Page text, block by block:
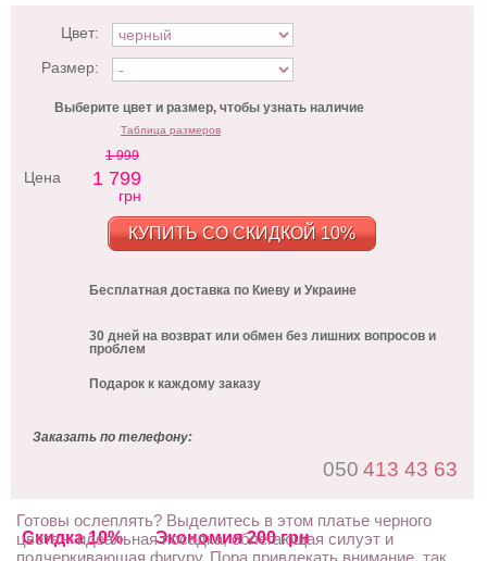
Скидка 10% Экономия 200 грн
Цвет:
Размер:
Выберите цвет и размер, чтобы узнать наличие
Таблица размеров
Цена
1 999
1 799
грн
КУПИТЬ СО СКИДКОЙ 10%
Бесплатная доставка по Киеву и Украине
30 дней на возврат или обмен без лишних вопросов и
проблем
Подарок к каждому заказу
Заказать по телефону:
050 413 43 63
Готовы ослеплять? Выделитесь в этом платье черного
цвета – идеальная посадка, облегающая силуэт и
подчеркивающая фигуру. Пора привлекать внимание, так